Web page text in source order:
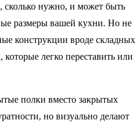
сколько нужно, и может быть
размеры вашей кухни. Но не
конструкции вроде складных
легко переставить или
полки вместо закрытых
но визуально делают